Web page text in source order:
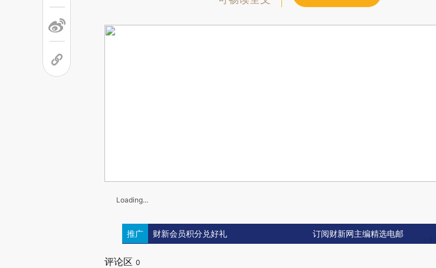
Loading...
推广 财新会员积分兑好礼 订阅财新网主编精选电邮
评论区 0